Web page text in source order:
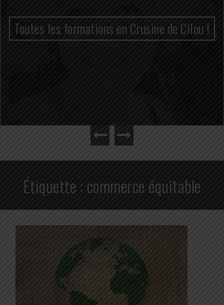
Toutes les formations en Crusine de Cilou !
Étiquette : commerce équitable